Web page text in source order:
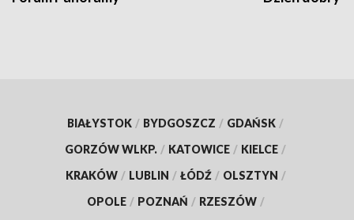
BIAŁYSTOK / BYDGOSZCZ / GDAŃSK /
GORZÓW WLKP. / KATOWICE / KIELCE /
KRAKÓW / LUBLIN / ŁÓDŹ / OLSZTYN /
OPOLE / POZNAŃ / RZESZÓW /